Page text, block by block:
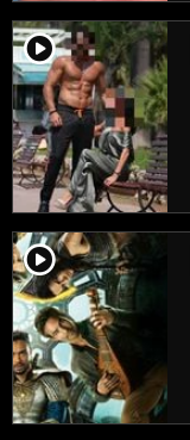
player2
player2